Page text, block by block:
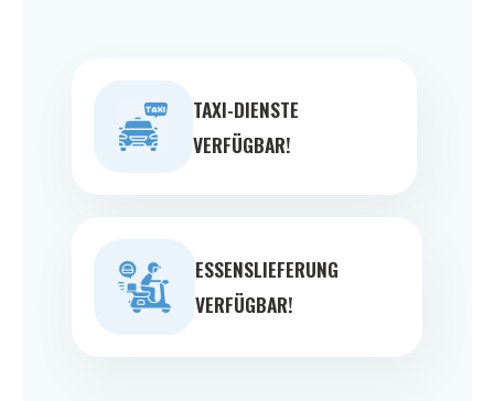
TAXI-DIENSTE
VERFÜGBAR!
ESSENSLIEFERUNG
VERFÜGBAR!